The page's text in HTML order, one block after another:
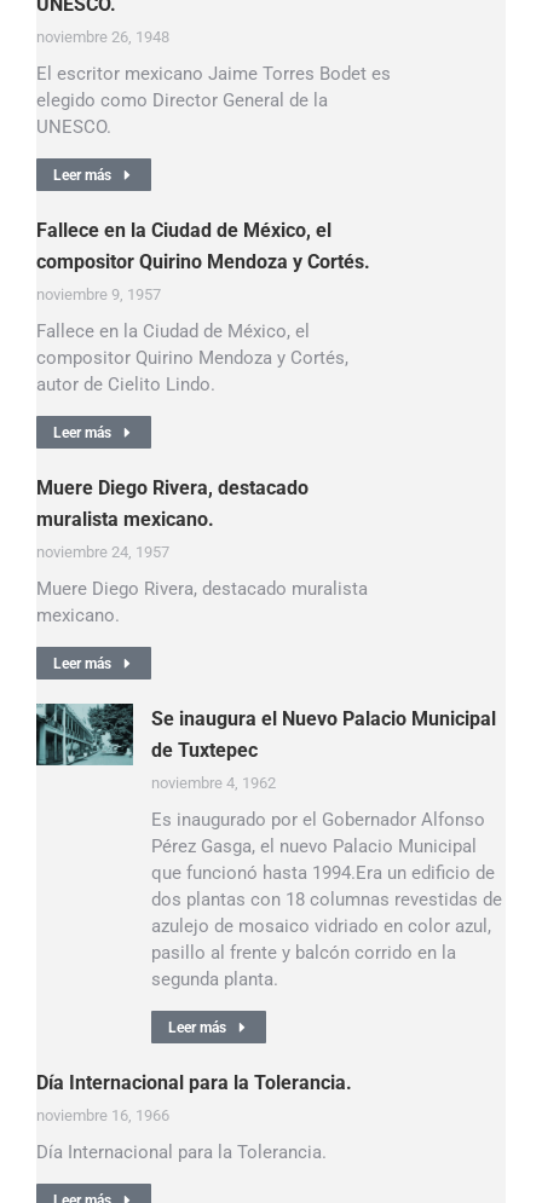
noviembre 26, 1948
El escritor mexicano Jaime Torres Bodet es
elegido como Director General de la
UNESCO.
Leer más
Fallece en la Ciudad de México, el
compositor Quirino Mendoza y Cortés.
noviembre 9, 1957
Fallece en la Ciudad de México, el
compositor Quirino Mendoza y Cortés,
autor de Cielito Lindo.
Leer más
Muere Diego Rivera, destacado
muralista mexicano.
noviembre 24, 1957
Muere Diego Rivera, destacado muralista
mexicano.
Leer más
Se inaugura el Nuevo Palacio Municipal
de Tuxtepec
noviembre 4, 1962
Es inaugurado por el Gobernador Alfonso
Pérez Gasga, el nuevo Palacio Municipal
que funcionó hasta 1994.Era un edificio de
dos plantas con 18 columnas revestidas de
azulejo de mosaico vidriado en color azul,
pasillo al frente y balcón corrido en la
segunda planta.
Leer más
Día Internacional para la Tolerancia.
noviembre 16, 1966
Día Internacional para la Tolerancia.